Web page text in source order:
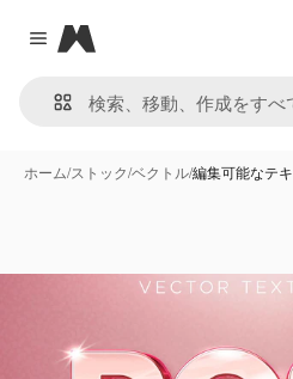
Close menu
Magnific
ホーム/ストック/ベクトル/編集可能なテ